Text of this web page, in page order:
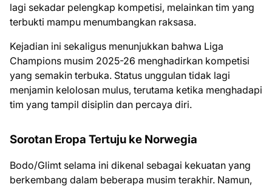
lagi sekadar pelengkap kompetisi, melainkan tim yang
terbukti mampu menumbangkan raksasa.
Kejadian ini sekaligus menunjukkan bahwa Liga
Champions musim 2025-26 menghadirkan kompetisi
yang semakin terbuka. Status unggulan tidak lagi
menjamin kelolosan mulus, terutama ketika menghadapi
tim yang tampil disiplin dan percaya diri.
Sorotan Eropa Tertuju ke Norwegia
Bodo/Glimt selama ini dikenal sebagai kekuatan yang
berkembang dalam beberapa musim terakhir. Namun,